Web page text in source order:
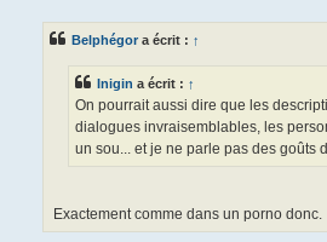
Belphégor a écrit : ↑
Inigin a écrit : ↑
On pourrait aussi dire que les
dialogues invraisemblables, les
un sou... et je ne parle pas des goûts
Exactement comme dans un porno donc.